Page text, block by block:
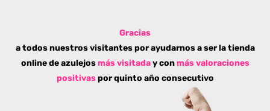
Gracias
a todos nuestros visitantes por ayudarnos a ser la tienda
online de azulejos más visitaday conmás valoraciones
positivaspor quinto año consecutivo